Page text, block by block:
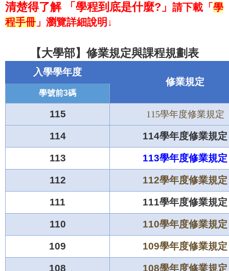
清楚得了解 「學程到底是什麼?」 請下載「 學
程手冊 」瀏覽詳細說明↓
【大學部】修業規定與課程規劃表
入學學年度
修業規定
學號前3碼
115 115學年度修業規定
114 114學年度修業規定
113 113學年度修業規定
112 112學年度修業規定
111 111學年度修業規定
110 110學年度修業規定
109 109學年度修業規定
108 108學年度修業規定